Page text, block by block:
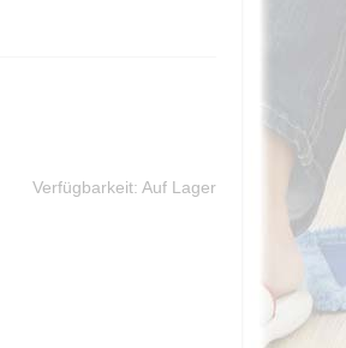
Verfügbarkeit: Auf Lager